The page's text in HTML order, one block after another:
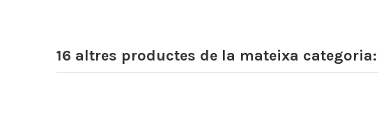
16 altres productes de la mateixa categoria: